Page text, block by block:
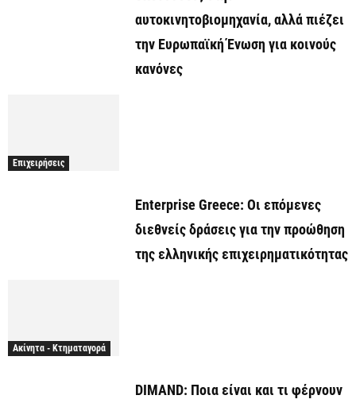
αυτοκινητοβιομηχανία, αλλά πιέζει
την Ευρωπαϊκή Ένωση για κοινούς
κανόνες
Επιχειρήσεις
Enterprise Greece: Οι επόμενες
διεθνείς δράσεις για την προώθηση
της ελληνικής επιχειρηματικότητας
Ακίνητα - Κτηματαγορά
DIMAND: Ποια είναι και τι φέρνουν